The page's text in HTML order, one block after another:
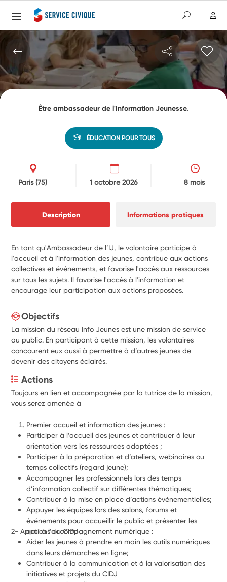
Être ambassadeur de l'Information Jeunesse.
ÉDUCATION POUR TOUS
Paris(75) 1 octobre 2026 8 mois
Description Informations pratiques
En tant qu'Ambassadeur de l’IJ, le volontaire participe à
l'accueil et à l'information des jeunes, contribue aux actions
collectives et événements, et favorise l'accès aux ressources
sur tous les sujets. Il favorise l'accès à l'information et
encourage leur participation aux actions proposées.
Objectifs
La mission du réseau Info Jeunes est une mission de service
au public. En participant à cette mission, les volontaires
concourent eux aussi à permettre à d’autres jeunes de
devenir des citoyens éclairés.
Actions
Toujours en lien et accompagné.e par la tutrice de la mission,
vous serez amené.e à
Premier accueil et information des jeunes :
Participer à l’accueil des jeunes et contribuer à leur
orientation vers les ressources adaptées ;
Participer à la préparation et d’ateliers, webinaires ou
temps collectifs (regard jeune);
Accompagner les professionnels lors des temps
d’information collectif sur différentes thématiques;
Contribuer à la mise en place d’actions événementielles;
Appuyer les équipes lors des salons, forums et
événements pour accueillir le public et présenter les
actions du CIDJ ;
2- Appui à l’accompagnement numérique :
Aider les jeunes à prendre en main les outils numériques
dans leurs démarches en ligne;
Contribuer à la communication et à la valorisation des
initiatives et projets du CIDJ